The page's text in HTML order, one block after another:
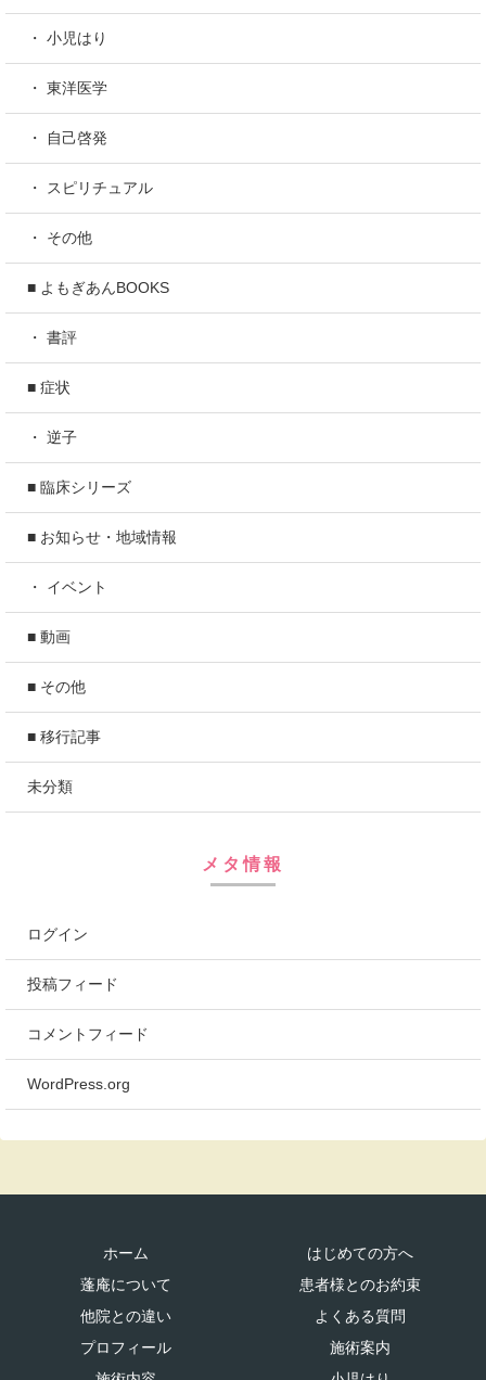
・ 小児はり
・ 東洋医学
・ 自己啓発
・ スピリチュアル
・ その他
■ よもぎあんBOOKS
・ 書評
■ 症状
・ 逆子
■ 臨床シリーズ
■ お知らせ・地域情報
・ イベント
■ 動画
■ その他
■ 移行記事
未分類
メタ情報
ログイン
投稿フィード
コメントフィード
WordPress.org
ホーム
はじめての方へ
蓬庵について
患者様とのお約束
他院との違い
よくある質問
プロフィール
施術案内